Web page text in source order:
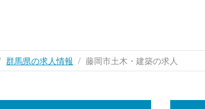
群馬県の求人情報 藤岡市土木・建築の求人